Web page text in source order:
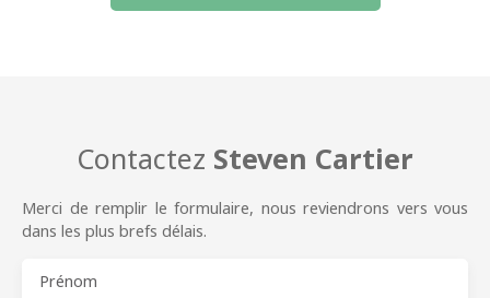
Contactez Steven Cartier
Merci de remplir le formulaire, nous reviendrons vers vous
dans les plus brefs délais.
Prénom